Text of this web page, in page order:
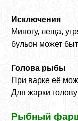
Исключения
Миногу, леща,
бульон может
Голова рыбы
При варке её
Для жарки
Рыбный